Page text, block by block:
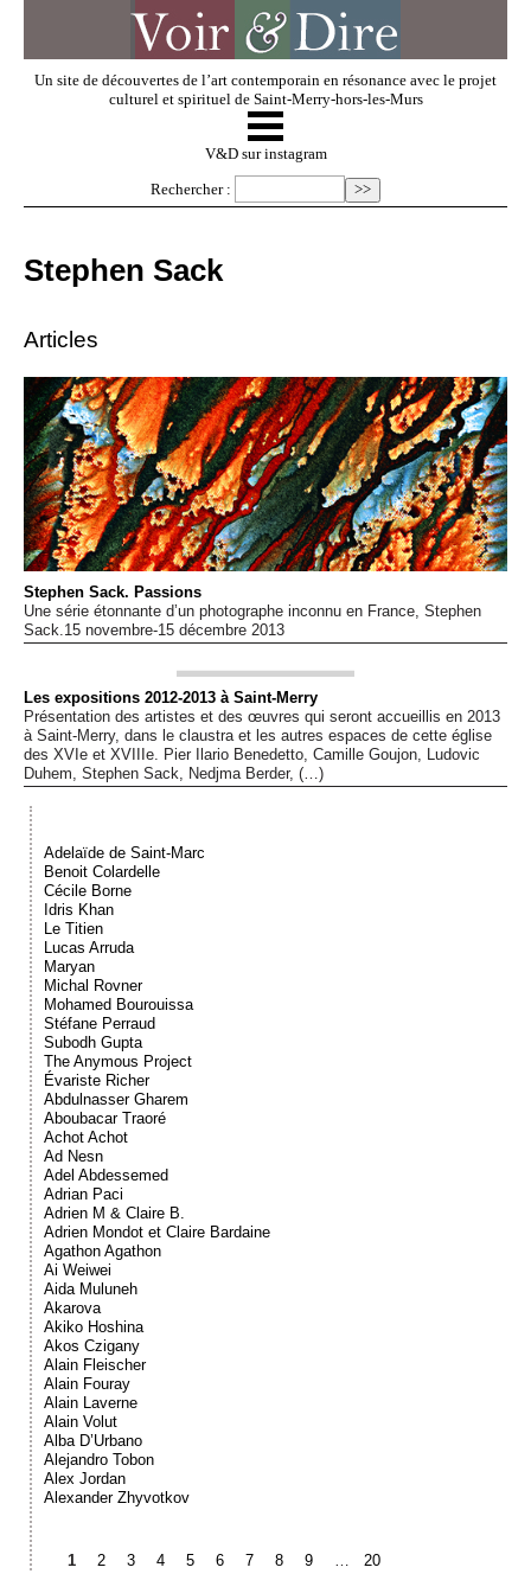
Un site de découvertes de l’art contemporain en résonance avec le projet
culturel et spirituel de Saint-Merry-hors-les-Murs
V & D
Regarder
Dossiers
Événements
Sacré
Cousinages
☰
V&D sur instagram
Rechercher :
Stephen Sack
Articles
Stephen Sack. Passions
Une série étonnante d’un photographe inconnu en France, Stephen
Sack.15 novembre-15 décembre 2013
Les expositions 2012-2013 à Saint-Merry
Présentation des artistes et des œuvres qui seront accueillis en 2013
à Saint-Merry, dans le claustra et les autres espaces de cette église
des XVIe et XVIIIe. Pier Ilario Benedetto, Camille Goujon, Ludovic
Duhem, Stephen Sack, Nedjma Berder, (…)
Adelaïde de Saint-Marc
Benoit Colardelle
Cécile Borne
Idris Khan
Le Titien
Lucas Arruda
Maryan
Michal Rovner
Mohamed Bourouissa
Stéfane Perraud
Subodh Gupta
The Anymous Project
Évariste Richer
Abdulnasser Gharem
Aboubacar Traoré
Achot Achot
Ad Nesn
Adel Abdessemed
Adrian Paci
Adrien M & Claire B.
Adrien Mondot et Claire Bardaine
Agathon Agathon
Ai Weiwei
Aida Muluneh
Akarova
Akiko Hoshina
Akos Czigany
Alain Fleischer
Alain Fouray
Alain Laverne
Alain Volut
Alba D’Urbano
Alejandro Tobon
Alex Jordan
Alexander Zhyvotkov
1 2 3 4 5 6 7 8 9 20